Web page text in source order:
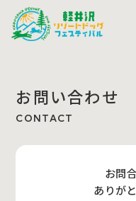
お問い合わせ
CONTACT
お問
ありが